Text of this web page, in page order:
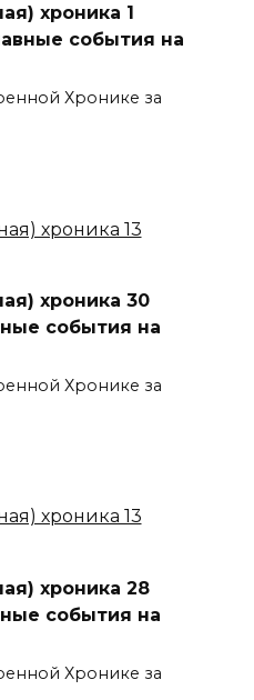
хроника 1
события на
Хронике за
хроника 30
события на
Хронике за
хроника 28
события на
Хронике за